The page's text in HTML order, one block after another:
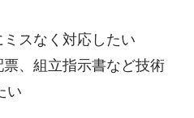
スなく対応したい
、組立指示書など技術
い